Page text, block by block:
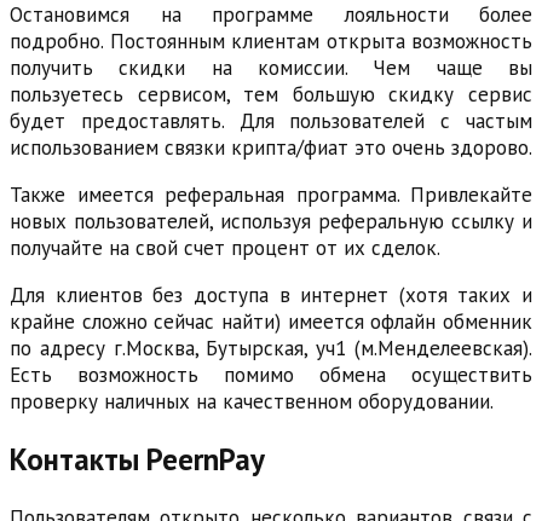
Остановимся на программе лояльности более
подробно. Постоянным клиентам открыта возможность
получить скидки на комиссии. Чем чаще вы
пользуетесь сервисом, тем большую скидку сервис
будет предоставлять. Для пользователей с частым
использованием связки крипта/фиат это очень здорово.
Также имеется реферальная программа. Привлекайте
новых пользователей, используя реферальную ссылку и
получайте на свой счет процент от их сделок.
Для клиентов без доступа в интернет (хотя таких и
крайне сложно сейчас найти) имеется офлайн обменник
по адресу г.Москва, Бутырская, уч1 (м.Менделеевская).
Есть возможность помимо обмена осуществить
проверку наличных на качественном оборудовании.
Контакты PeernPay